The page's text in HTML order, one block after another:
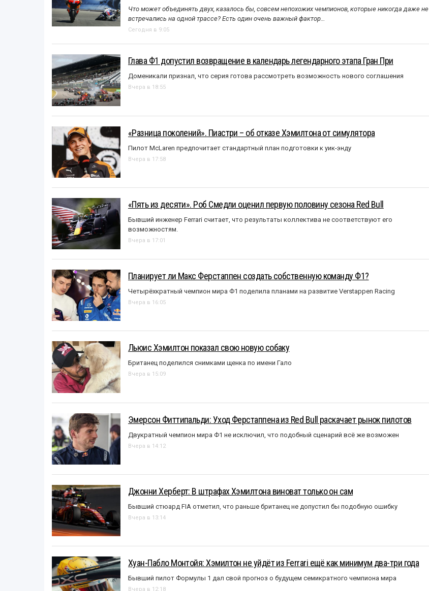
Что может объединять двух, казалось бы, совсем непохожих чемпионов, которые никогда даже не
встречались на одной трассе? Есть один очень важный фактор…
Сегодня в 9:05
Глава Ф1 допустил возвращение в календарь легендарного этапа Гран При
Доменикали признал, что серия готова рассмотреть возможность нового соглашения
Вчера в 18:55
«Разница поколений». Пиастри – об отказе Хэмилтона от симулятора
Пилот McLaren предпочитает стандартный план подготовки к уик-энду
Вчера в 17:58
«Пять из десяти». Роб Смедли оценил первую половину сезона Red Bull
Бывший инженер Ferrari считает, что результаты коллектива не соответствуют его
возможностям.
Вчера в 17:01
Планирует ли Макс Ферстаппен создать собственную команду Ф1?
Четырёхкратный чемпион мира Ф1 поделила планами на развитие Verstappen Racing
Вчера в 16:05
Льюис Хэмилтон показал свою новую собаку
Британец поделился снимками щенка по имени Гало
Вчера в 15:09
Эмерсон Фиттипальди: Уход Ферстаппена из Red Bull раскачает рынок пилотов
Двукратный чемпион мира Ф1 не исключил, что подобный сценарий всё же возможен
Вчера в 14:12
Джонни Херберт: В штрафах Хэмилтона виноват только он сам
Бывший стюард FIA отметил, что раньше британец не допустил бы подобную ошибку
Вчера в 13:14
Хуан-Пабло Монтойя: Хэмилтон не уйдёт из Ferrari ещё как минимум два-три года
Бывший пилот Формулы 1 дал свой прогноз о будущем семикратного чемпиона мира
Вчера в 12:18